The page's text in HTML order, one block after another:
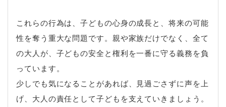
これらの行為は、子どもの心身の成長と、将来の可能
性を奪う重大な問題です。親や家族だけでなく、全て
の大人が、子どもの安全と権利を一番に守る義務を負
っています。
少しでも気になることがあれば、見過ごさずに声を上
げ、大人の責任として子どもを支えていきましょう。